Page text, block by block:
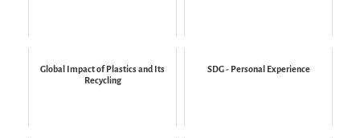
Global Impact of Plastics and Its
Recycling
SDG - Personal Experience